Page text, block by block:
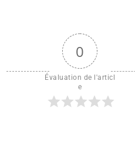
0
Évaluation de l'articl
e